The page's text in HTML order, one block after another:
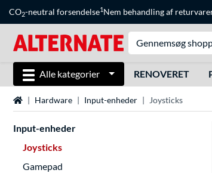
CO2-neutral forsendelse1Nem behandling af
Alle kategorier RENOVERET
StartsideHardware Input-enheder Joysticks
Input-enheder
Joysticks
Gamepad